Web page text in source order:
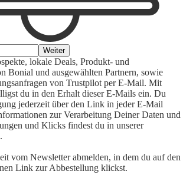
Weiter
lokale Deals, Produkt- und
Bonial und ausgewählten Partnern, sowie
von Trustpilot per E-Mail. Mit
du in den Erhalt dieser E-Mails ein. Du
jederzeit über den Link in jeder E-Mail
zur Verarbeitung Deiner Daten und
und Klicks findest du in unserer
.
vom Newsletter abmelden, in dem du auf den
Link zur Abbestellung klickst.